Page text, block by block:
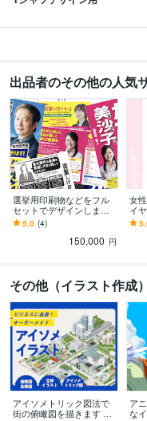
Adobe Photoshop:25年
その他ツール
Dreamweaver:6年
得意分野
デザイン制作 印刷媒体・キ
ビジネス 印刷 キャラクター
悩み相談・カウンセリング
カウンセリング
学歴
名古屋経済大学 1992年3月
出品者のその他の人気
選挙用印刷物などをフル
セットでデザインします
実績多数！『見やすさ徹
底重視‼︎』わかりやすく政
5.0 (4)
150,000 円
女
イ
ま
な
その他（イラスト作成
アイソメトリック図法で
街の俯瞰図を描きます ビ
ア
な